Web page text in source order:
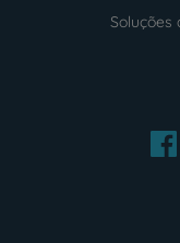
Soluções